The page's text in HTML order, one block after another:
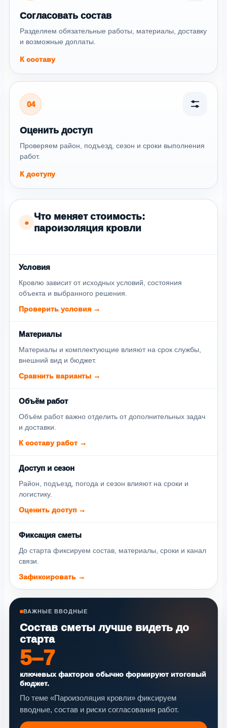
Согласовать состав
Разделяем обязательные работы, материалы, доставку
и возможные доплаты.
К составу
04
Оценить доступ
Проверяем район, подъезд, сезон и сроки выполнения
работ.
К доступу
●
Что меняет стоимость:
пароизоляция кровли
Условия
Кровлю зависит от исходных условий, состояния
объекта и выбранного решения.
Проверить условия →
Материалы
Материалы и комплектующие влияют на срок службы,
внешний вид и бюджет.
Сравнить варианты →
Объём работ
Объём работ важно отделить от дополнительных задач
и доставки.
К составу работ →
Доступ и сезон
Район, подъезд, погода и сезон влияют на сроки и
логистику.
Оценить доступ →
Фиксация сметы
До старта фиксируем состав, материалы, сроки и канал
связи.
Зафиксировать →
ВАЖНЫЕ ВВОДНЫЕ
Состав сметы лучше видеть до
старта
5–7
ключевых факторов обычно формируют итоговый
бюджет.
По теме «Пароизоляция кровли» фиксируем
вводные, состав и риски согласования работ.